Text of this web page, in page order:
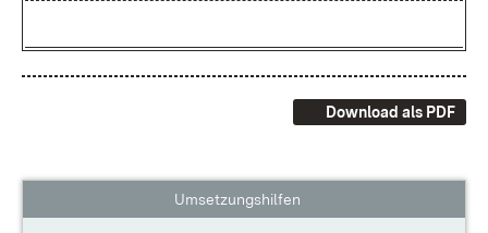
Download als PDF
Umsetzungshilfen